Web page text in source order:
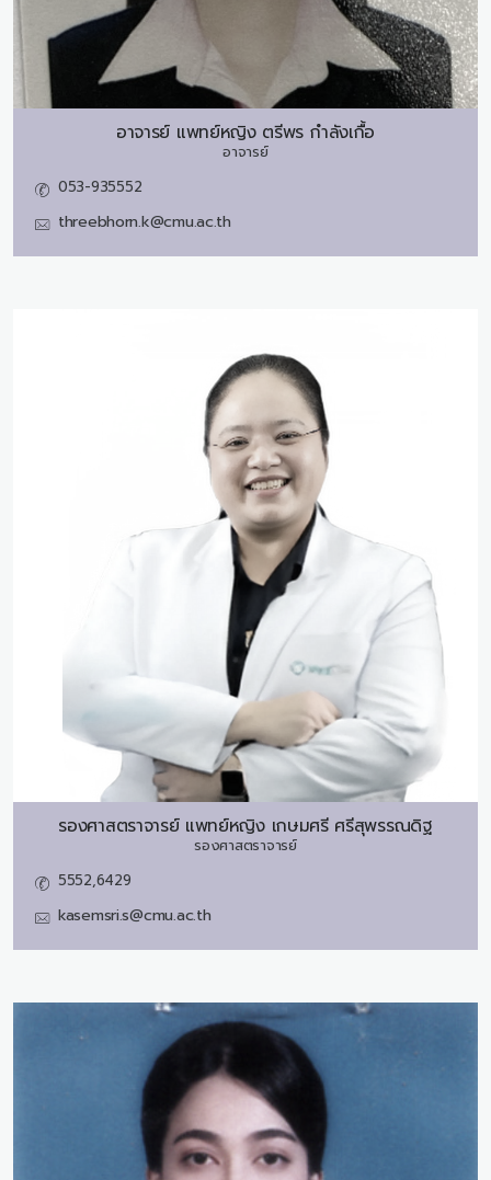
อาจารย์ แพทย์หญิง ตรีพร กำลังเกื้อ
อาจารย์
053-935552
threebhorn.k@cmu.ac.th
รองศาสตราจารย์ แพทย์หญิง เกษมศรี ศรีสุพรรณดิฐ
รองศาสตราจารย์
5552,6429
kasemsri.s@cmu.ac.th